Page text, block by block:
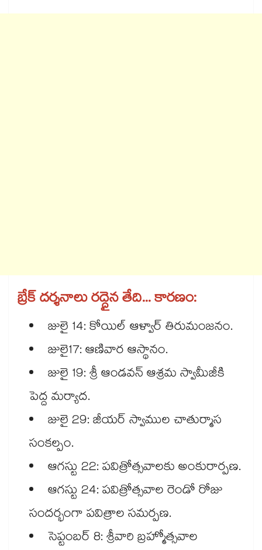
బ్రేక్ ద‌ర్శ‌నాలు ర‌ద్దైన తేది... కార‌ణం:
జులై 14: కోయిల్ ఆళ్వార్ తిరుమంజ‌నం.
జులై17: ఆణివార ఆస్థానం.
జులై 19: శ్రీ ఆండ‌వ‌న్ ఆశ్ర‌మ స్వామీజీకి
పెద్ద మ‌ర్యాద‌.
జులై 29: జీయ‌ర్ స్వాముల చాతుర్మాస
సంక‌ల్పం.
ఆగ‌స్టు 22: ప‌విత్రోత్స‌వాల‌కు అంకురార్ప‌ణ‌.
ఆగ‌స్టు 24: ప‌విత్రోత్స‌వాల రెండో రోజు
సంద‌ర్భంగా ప‌విత్రాల స‌మ‌ర్ప‌ణ‌.
సెప్టంబ‌ర్ 8: శ్రీ‌వారి బ్ర‌హ్మోత్స‌వాల